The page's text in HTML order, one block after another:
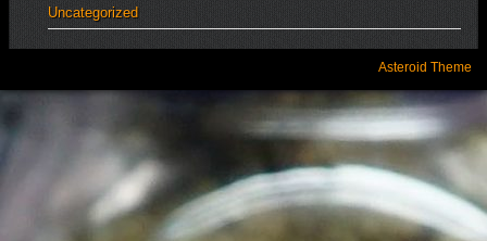
Uncategorized
Asteroid Theme